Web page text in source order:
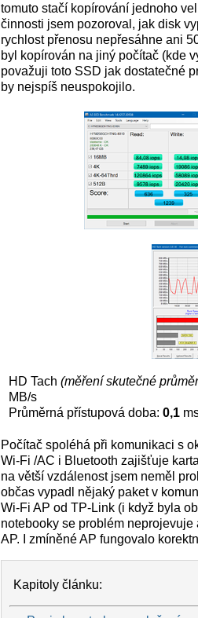
tomuto stačí kopírování jednoho
činnosti jsem pozoroval, jak disk
rychlost přenosu nepřesáhne ani
byl kopírován na jiný počítač (kde
považuji toto SSD jak dostatečné
by nejspíš neuspokojilo.
HD Tach (měření skutečné
MB/s
Průměrná přístupová doba: 0,1
Počítač spoléhá při komunikaci s
Wi-Fi /AC i Bluetooth zajišťuje
na větší vzdálenost jsem neměl
občas vypadl nějaký paket v
Wi-Fi AP od TP-Link (i když byla
notebooky se problém
AP. I zmíněné AP fungovalo
Kapitoly článku: